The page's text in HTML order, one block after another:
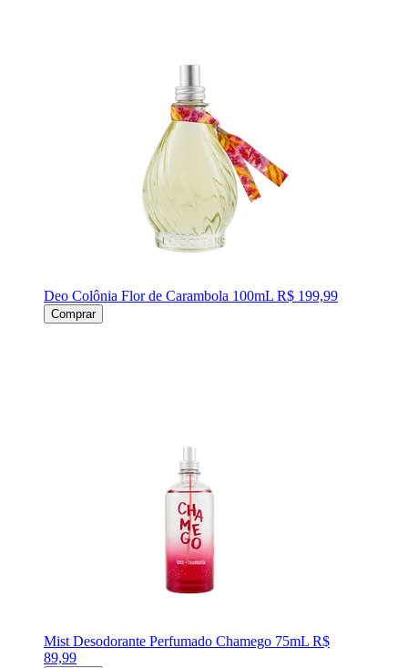
Deo Colônia Flor de Carambola 100mL R$ 199,99
Comprar
Mist Desodorante Perfumado Chamego 75mL R$
89,99